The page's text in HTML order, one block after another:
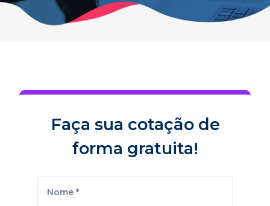
Faça sua cotação de
forma gratuita!